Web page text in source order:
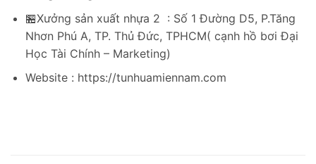
🏪Xưởng sản xuất nhựa 2 : Số 1 Đường D5, P.Tăng
Nhơn Phú A, TP. Thủ Đức, TPHCM( cạnh hồ bơi Đại
Học Tài Chính – Marketing)
Website : https://tunhuamiennam.com